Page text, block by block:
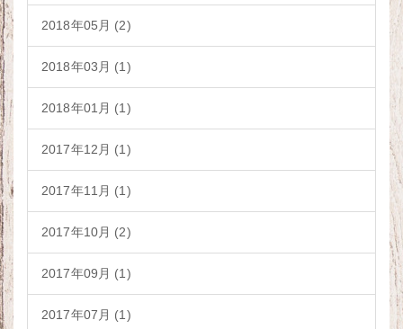
2018年05月 (2)
2018年03月 (1)
2018年01月 (1)
2017年12月 (1)
2017年11月 (1)
2017年10月 (2)
2017年09月 (1)
2017年07月 (1)